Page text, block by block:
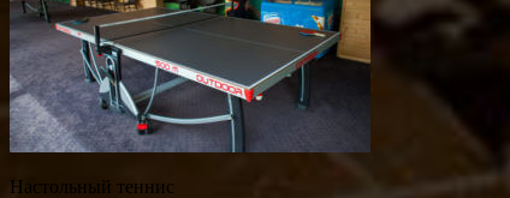
Настольный теннис